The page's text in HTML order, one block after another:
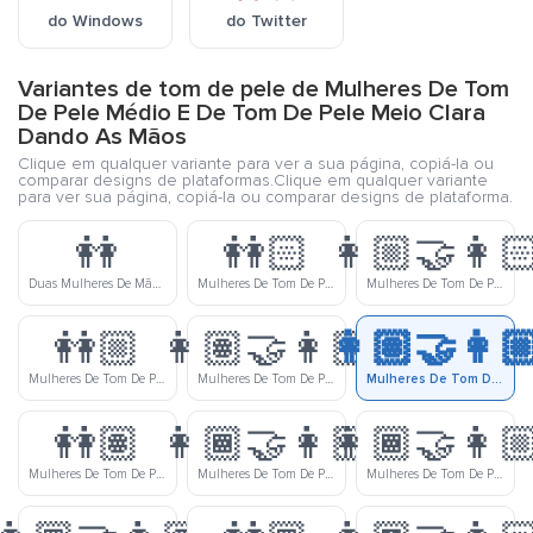
do Windows do Twitter
Variantes de tom de pele de Mulheres De Tom
De Pele Médio E De Tom De Pele Meio Clara
Dando As Mãos
Clique em qualquer variante para ver a sua página, copiá-la ou
comparar designs de plataformas.Clique em qualquer variante
para ver sua página, copiá-la ou comparar designs de plataforma.
👭
Duas Mulheres De Mãos Dadas
👭🏻
Mulheres De Tom De Pele Clara Dando As Mãos Mulheres De Tom De Pele Meio Clara E De Tom De Pele Clara Dando As Mãos
👭🏼
Mulheres De Tom De Pele Meio Clara Dando As Mãos
👩🏽‍🤝‍👩🏻
Mulheres De Tom De Pele Médio E De Tom De Pele Clara Dando As Mãos Mulheres De Tom De Pele Médio E De Tom De Pele Meio Clara Dando As Mãos
👭🏽
Mulheres De Tom De Pele Médio Dando As Mãos
👩🏾‍🤝‍👩🏻
Mulheres De Tom De Pele Meio Escura E De Tom De Pele Clara Dando As Mãos Mulheres De Tom De Pele Meio Escura E De Tom De Pele Meio Clara Dando As Mãos